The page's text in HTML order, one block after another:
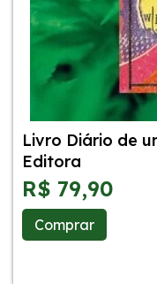
Livro Diário de
Editora
R$ 79,90
Comprar